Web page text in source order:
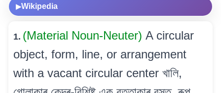
▶Wikipedia
1. (Material Noun-Neuter) A circular
object, form, line, or arrangement
with a vacant circular center খালি,